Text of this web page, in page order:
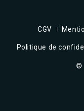
CGV
Politique de
©